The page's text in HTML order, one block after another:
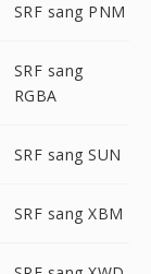
SRF sang PNM
SRF sang
RGBA
SRF sang SUN
SRF sang XBM